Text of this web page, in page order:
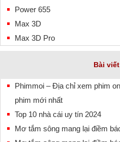
Power 655
Max 3D
Max 3D Pro
Bài
Phimmoi – Địa chỉ xem phim
phim mới nhất
Top 10 nhà cái uy tín 2024
Mơ tắm sông mang lại điềm